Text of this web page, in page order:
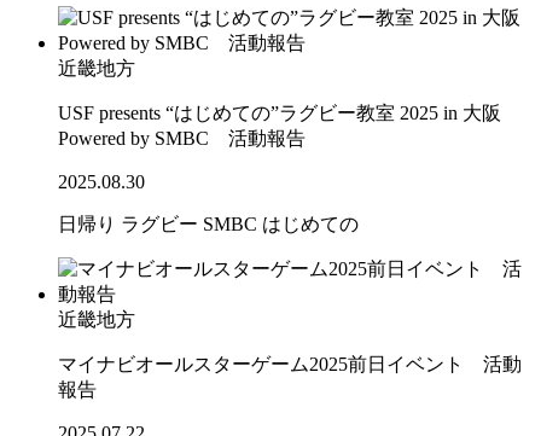
近畿地方
USF presents “はじめての”ラグビー教室 2025 in 大阪
Powered by SMBC 活動報告
2025.08.30
日帰り ラグビー SMBC はじめての
近畿地方
マイナビオールスターゲーム2025前日イベント 活動
報告